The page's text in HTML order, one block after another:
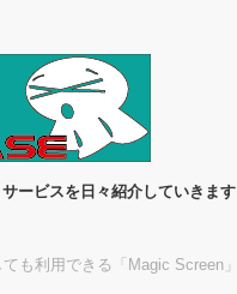
ービスを日々紹介していきます
も利用できる「Magic Screen」